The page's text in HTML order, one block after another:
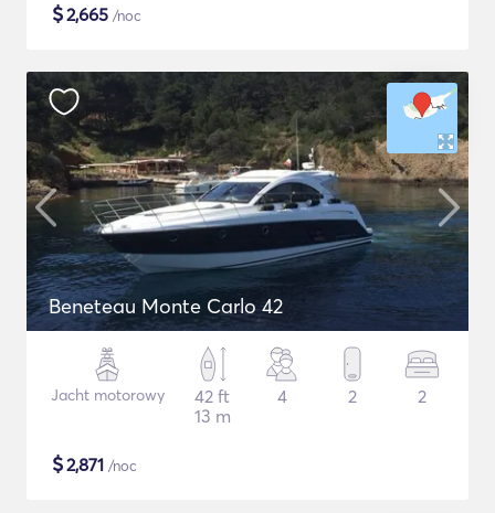
$2,665 /noc
Beneteau Monte Carlo 42
Jacht motorowy
42 ft
13 m
4 2 2
$2,871 /noc